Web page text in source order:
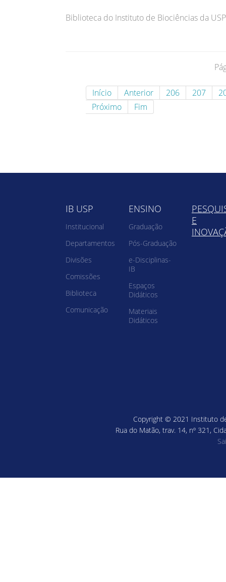
Biblioteca do Instituto de Biociências da USP
Início Anterior 206 207
Próximo
Fim
IB USP
Institucional
Departamentos
Divisões
Comissões
Biblioteca
Comunicação
ENSINO
Graduação
Pós-Graduação
e-Disciplinas-
IB
Espaços
Didáticos
Materiais
Didáticos
E
Copyright © 2021 Instituto
Rua do Matão, trav. 14, nº 321,